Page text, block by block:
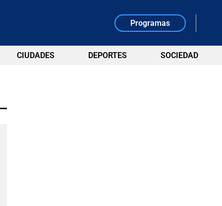
Programas
CIUDADES DEPORTES SOCIEDAD